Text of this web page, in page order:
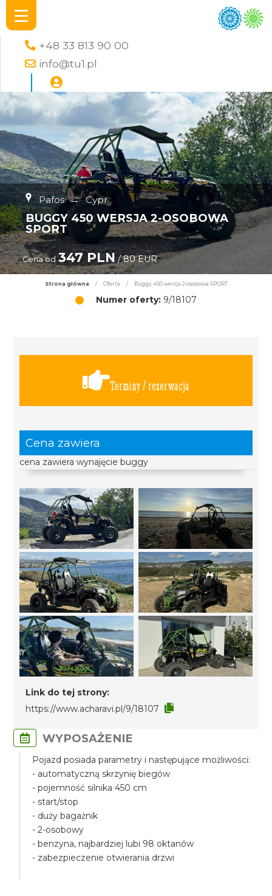
+48 33 813 90 00
info@tu1.pl
Pafos → Cypr
BUGGY 450 WERSJA 2-OSOBOWA
SPORT
Cena od 347 PLN/ 80 EUR
Strona główna / Oferta / Buggy 450 wersja 2-osobowa SPORT
Numer oferty: 9/18107
Terminy / rezerwacja
Cena zawiera
cena zawiera wynajęcie buggy
Link do tej strony:
https://www.acharavi.pl/9/18107
WYPOSAŻENIE
Pojazd posiada parametry i następujące możliwości:
- automatyczną skrzynię biegów
- pojemność silnika 450 cm
- start/stop
- duży bagażnik
- 2-osobowy
- benzyna, najbardziej lubi 98 oktanów
- zabezpieczenie otwierania drzwi